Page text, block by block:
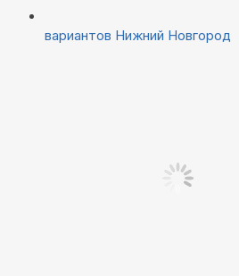
вариантов Нижний Новгород